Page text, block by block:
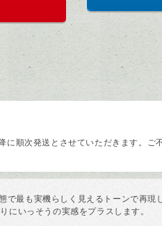
順次発送とさせていただきます。ご
最も実機らしく見えるトーンで再現
いっそうの実感をプラスします。